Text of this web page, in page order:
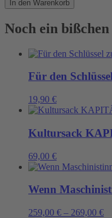
In den Warenkorb
Noch ein
Für den
19,90 €
Kultursack
69,00 €
Wenn
259,00 € – 269,00 €